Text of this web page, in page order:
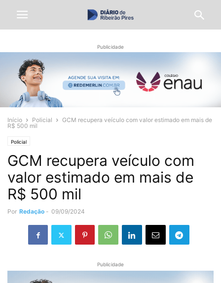
Publicidade
Início Policial
GCM recupera veículo com valor estimado em mais de
R$ 500 mil
Policial
GCM recupera veículo com
valor estimado em mais de
R$ 500 mil
Por Redação - 09/09/2024
Publicidade